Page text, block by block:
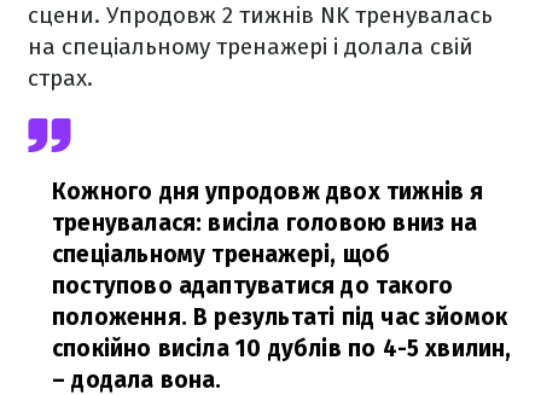
сцени. Упродовж 2 тижнів NK тренувалась
на спеціальному тренажері і долала свій
страх.
Кожного дня упродовж двох тижнів я
тренувалася: висіла головою вниз на
спеціальному тренажері, щоб
поступово адаптуватися до такого
положення. В результаті під час зйомок
спокійно висіла 10 дублів по 4-5 хвилин,
– додала вона.